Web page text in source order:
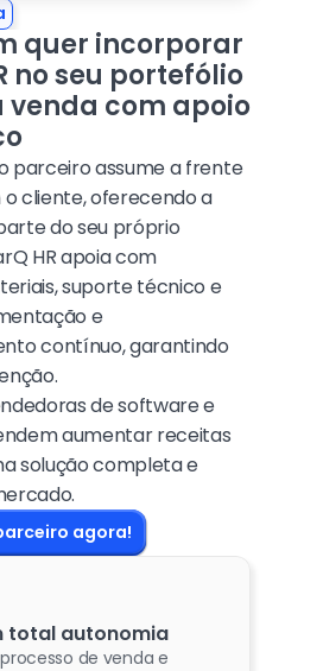
quer incorporar
no seu portefólio
venda com apoio
parceiro assume a frente
cliente, oferecendo a
do seu próprio
HR apoia com
suporte técnico e
e
contínuo, garantindo
de software e
aumentar receitas
solução completa e
agora!
total autonomia
de venda e